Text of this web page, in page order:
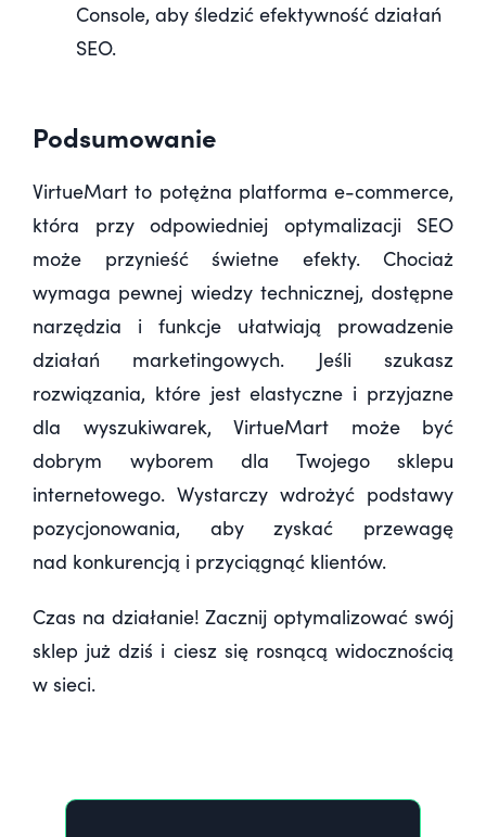
Console, aby śledzić efektywność działań
SEO.
Podsumowanie
VirtueMart to potężna platforma e-commerce,
która przy odpowiedniej optymalizacji SEO
może przynieść świetne efekty. Chociaż
wymaga pewnej wiedzy technicznej, dostępne
narzędzia i funkcje ułatwiają prowadzenie
działań marketingowych. Jeśli szukasz
rozwiązania, które jest elastyczne i przyjazne
dla wyszukiwarek, VirtueMart może być
dobrym wyborem dla Twojego sklepu
internetowego. Wystarczy wdrożyć podstawy
pozycjonowania, aby zyskać przewagę
nad konkurencją i przyciągnąć klientów.
Czas na działanie! Zacznij optymalizować swój
sklep już dziś i ciesz się rosnącą widocznością
w sieci.